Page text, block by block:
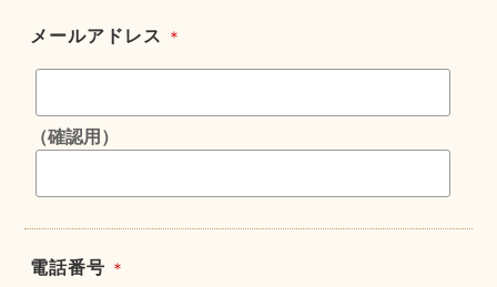
メールアドレス ＊
（確認用）
電話番号 ＊